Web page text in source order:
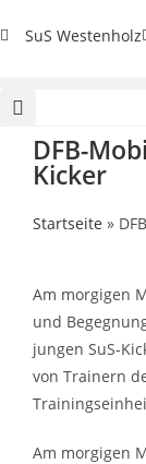
SuS Westenholz
DFB-
Kicker
Startseite »
Am morgigen
und
jungen SuS-
von Trainern
Am morgigen